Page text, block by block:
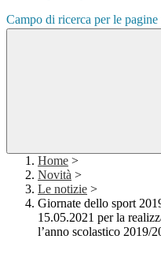
Campo di ricerca per le pagine
Home >
Novità >
Le notizie >
Giornate dello sport
15.05.2021 per la
l’anno scolastico 2019/